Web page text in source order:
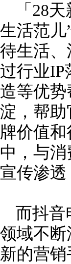
「28
生活范
待生活
过行业IP
造等优
淀，帮
牌价值
中，与
宣传渗
而抖音
领域不
新的营